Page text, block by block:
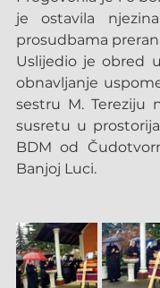
je ostavila
prosudbama
Uslijedio je obred
obnavljanje
sestru M. Tereziju
susretu u
BDM od
Banjoj Luci.